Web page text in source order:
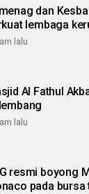
dan
lembaga
lalu
Al Fathul
lalu
resmi boyong
pada